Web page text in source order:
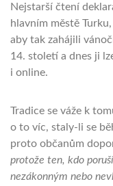
Nejstarší čtení
hlavním městě
aby tak zahájili
14. století a dnes ji
i online.
Tradice se váže k
o to víc, staly-li se
proto občanům
protože ten, kdo
nezákonným nebo